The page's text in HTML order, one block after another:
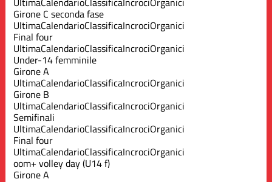
Girone C seconda fase
UltimaCalendarioClassificaIncrociOrganici
Final four
UltimaCalendarioClassificaIncrociOrganici
Under-14 femminile
Girone A
UltimaCalendarioClassificaIncrociOrganici
Girone B
UltimaCalendarioClassificaIncrociOrganici
Semifinali
UltimaCalendarioClassificaIncrociOrganici
Final four
UltimaCalendarioClassificaIncrociOrganici
oom+ volley day (U14 f)
Girone A